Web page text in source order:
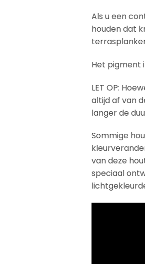
Als u een
houden dat
Het pigment
LET OP:
altijd af van
langer de
Sommige
van deze
speciaal